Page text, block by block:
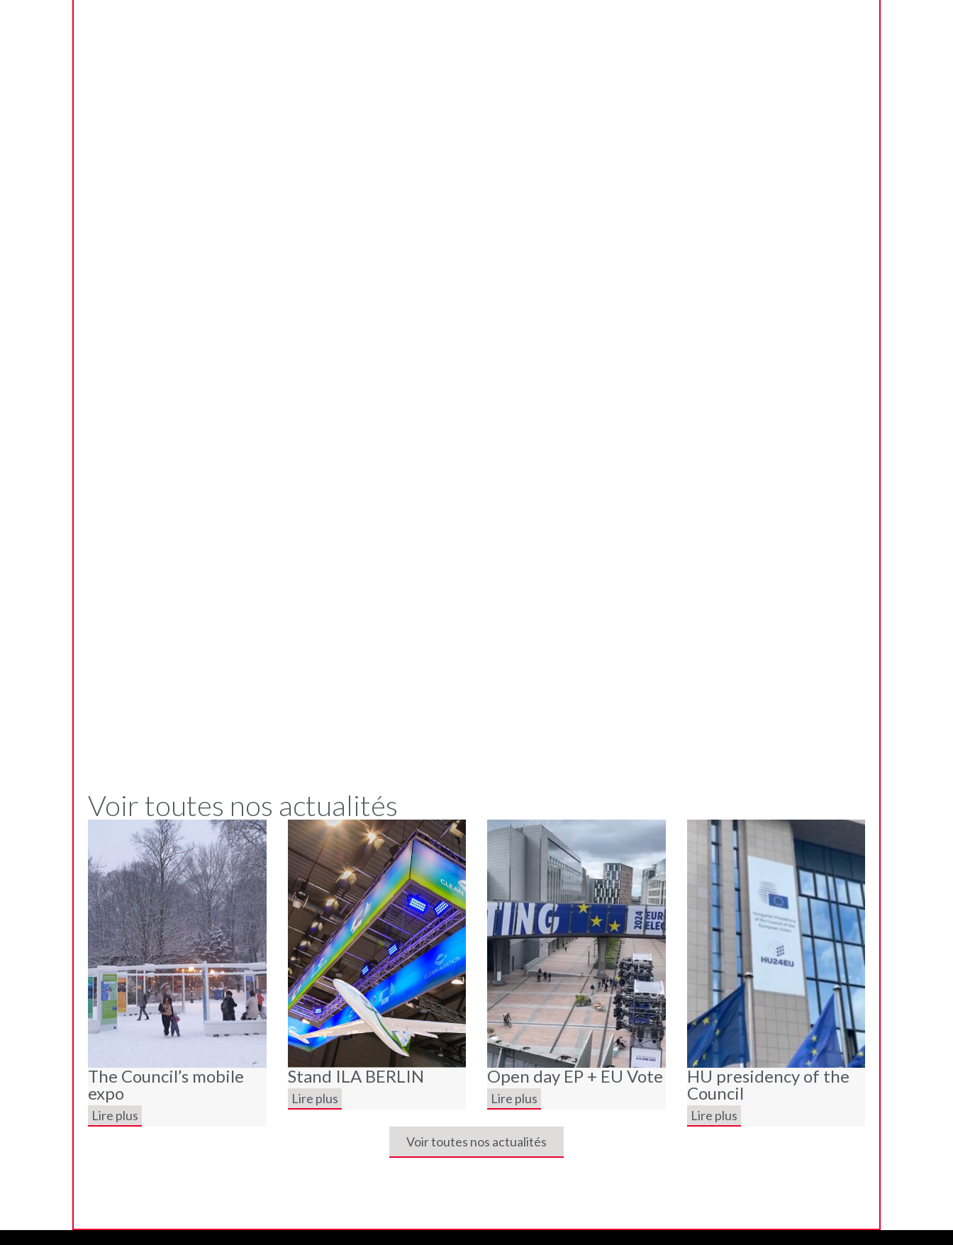
Voir toutes nos actualités
The Council’s mobile
expo
Lire plus
Stand ILA BERLIN
Lire plus
Open day EP + EU Vote
Lire plus
HU presidency of the
Council
Lire plus
Voir toutes nos actualités